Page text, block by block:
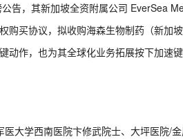
告，其新加坡全资附属公司 EverSea
购买协议，拟收购海森生物制药（新
动作，也为其全球化业务拓展按下加速键
大学西南医院卞修武院士、大坪医院/